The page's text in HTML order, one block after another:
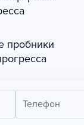
пробники
Телефон